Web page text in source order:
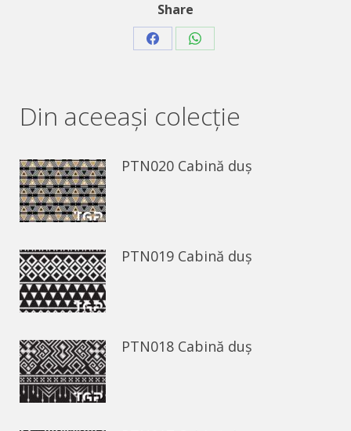
Share
Share Share
Din aceeaşi colecție
PTN020 Cabină duș
PTN019 Cabină duș
PTN018 Cabină duș